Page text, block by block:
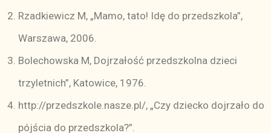
Rzadkiewicz M, „Mamo, tato! Idę do przedszkola”,
Warszawa, 2006.
Bolechowska M, Dojrzałość przedszkolna dzieci
trzyletnich”, Katowice, 1976.
http://przedszkole.nasze.pl/, „Czy dziecko dojrzało do
pójścia do przedszkola?”.